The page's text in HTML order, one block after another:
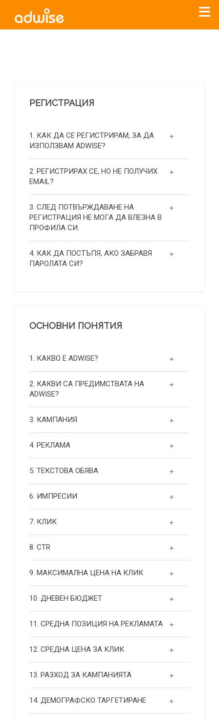
РЕГИСТРАЦИЯ
1. КАК ДА СЕ РЕГИСТРИРАМ, ЗА ДА
ИЗПОЛЗВАМ ADWISE?
2. РЕГИСТРИРАХ СЕ, НО НЕ ПОЛУЧИХ
EMAIL?
3. СЛЕД ПОТВЪРЖДАВАНЕ НА
РЕГИСТРАЦИЯ НЕ МОГА ДА ВЛЕЗНА В
ПРОФИЛА СИ.
4. КАК ДА ПОСТЪПЯ, АКО ЗАБРАВЯ
ПАРОЛАТА СИ?
ОСНОВНИ ПОНЯТИЯ
1. КАКВО Е ADWISE?
2. КАКВИ СА ПРЕДИМСТВАТА НА
ADWISE?
3. КАМПАНИЯ
4. РЕКЛАМА
5. ТЕКСТОВА ОБЯВА
6. ИМПРЕСИИ
7. КЛИК
8. CTR
9. МАКСИМАЛНА ЦЕНА НА КЛИК
10. ДНЕВЕН БЮДЖЕТ
11. СРЕДНА ПОЗИЦИЯ НА РЕКЛАМАТА
12. СРЕДНА ЦЕНА ЗА КЛИК
13. РАЗХОД ЗА КАМПАНИЯТА
14. ДЕМОГРАФСКО ТАРГЕТИРАНЕ